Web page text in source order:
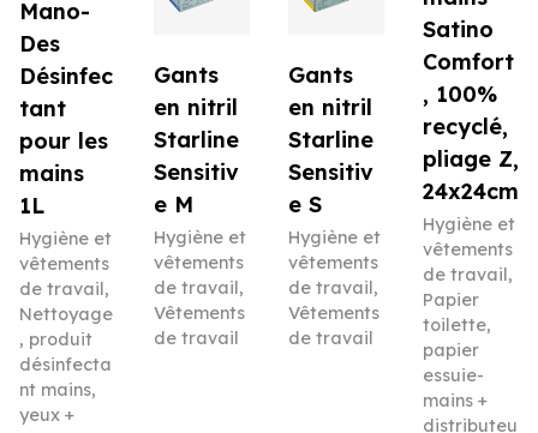
Mano-
Des
Désinfec
tant
pour les
mains
1L
Hygiène et
vêtements
de travail ,
Nettoyage
, produit
désinfecta
nt mains,
yeux +
Gants
en nitril
Starline
Sensitiv
e M
Hygiène et
vêtements
de travail,
Vêtements
de travail
Gants
en nitril
Starline
Sensitiv
e S
Hygiène et
vêtements
de travail,
Vêtements
de travail
Satino
Comfort
, 100%
recyclé,
pliage Z,
24x24cm
Hygiène et
vêtements
de travail,
Papier
toilette,
papier
essuie-
mains +
distributeu